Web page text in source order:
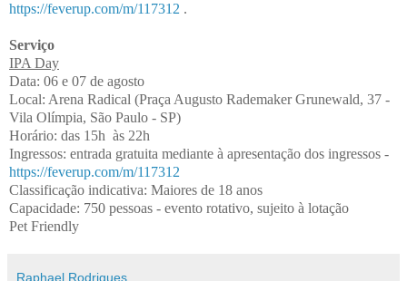
https://feverup.com/m/117312 .
Serviço
IPA Day
Data: 06 e 07 de agosto
Local: Arena Radical (Praça Augusto Rademaker Grunewald, 37 -
Vila Olímpia, São Paulo - SP)
Horário: das 15h às 22h
Ingressos: entrada gratuita mediante à apresentação dos ingressos -
https://feverup.com/m/117312
Classificação indicativa: Maiores de 18 anos
Capacidade: 750 pessoas - evento rotativo, sujeito à lotação
Pet Friendly
Raphael Rodrigues